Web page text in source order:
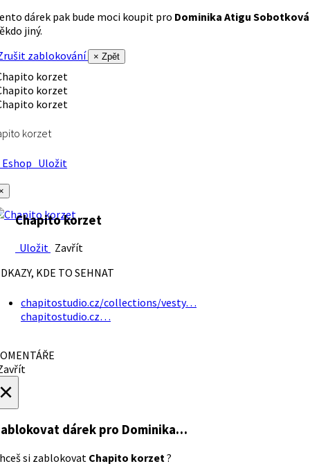
dárek pak bude moci koupit pro Dominika Atigu Sobotková
jiný.
zablokování
× Zpět
korzet
Uložit
Chapito korzet
Uložit Zavřít
KDE TO SEHNAT
chapitostudio.cz/collections/vesty…
chapitostudio.cz…
dárek pro Dominika…
si zablokovat Chapito korzet?